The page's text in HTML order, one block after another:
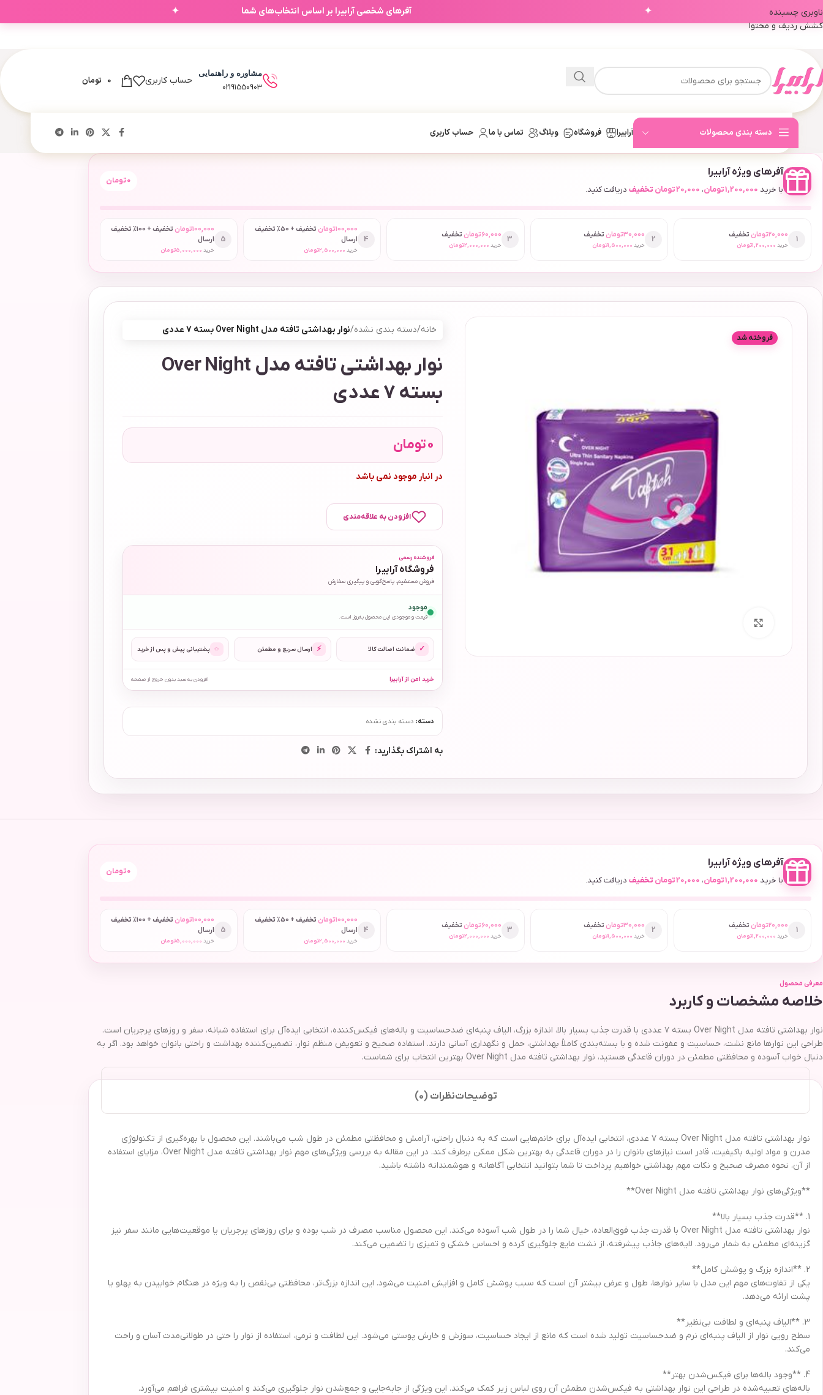
✦ آفرهای شخصی آرابیرا بر اساس انتخاب‌های شما ✦
ناوبری چسبنده
کشش ردیف و محتوا
مشاوره و راهنمایی
02191550903
حساب کاربری 0 تومان
دسته بندی محصولات آرابیرا فروشگاه وبلاگ تماس با ما حساب کاربری
آفرهای ویژه آرابیرا
با خرید 1,200,000تومان، 20,000تومان تخفیف دریافت کنید.
0تومان
1
20,000تومان تخفیف
خرید 1,200,000تومان
2
30,000تومان تخفیف
خرید 1,500,000تومان
3
60,000تومان تخفیف
خرید 2,000,000تومان
4
100,000تومان
تخفیف + 50٪ تخفیف
ارسال
خرید 2,500,000تومان
5
100,000تومان
تخفیف + 100٪ تخفیف
ارسال
خرید 5,000,000تومان
فروخته شد
خانه/دسته بندی نشده/نوار بهداشتی تافته مدل Over Night بسته 7 عددی
نوار بهداشتی تافته مدل Over Night
بسته 7 عددی
0تومان
در انبار موجود نمی باشد
افزودن به علاقه‌مندی
فروشنده رسمی
فروشگاه آرابیرا
فروش مستقیم، پاسخ‌گویی و پیگیری سفارش
موجود
قیمت و موجودی این محصول به‌روز است.
✓ ضمانت اصالت کالا ⚡ ارسال سریع و مطمئن ◌ پشتیبانی پیش و پس از خرید
خرید امن از آرابیرا افزودن به سبد بدون خروج از صفحه
دسته: دسته بندی نشده
به اشتراک بگذارید:
آفرهای ویژه آرابیرا
با خرید 1,200,000تومان، 20,000تومان تخفیف دریافت کنید.
0تومان
1
20,000تومان تخفیف
خرید 1,200,000تومان
2
30,000تومان تخفیف
خرید 1,500,000تومان
3
60,000تومان تخفیف
خرید 2,000,000تومان
4
100,000تومان
تخفیف + 50٪ تخفیف
ارسال
خرید 2,500,000تومان
5
100,000تومان
تخفیف + 100٪ تخفیف
ارسال
خرید 5,000,000تومان
معرفی محصول
خلاصه مشخصات و کاربرد
نوار بهداشتی تافته مدل Over Night بسته ۷ عددی با قدرت جذب بسیار بالا، اندازه بزرگ، الیاف پنبه‌ای ضدحساسیت و باله‌های فیکس‌کننده، انتخابی ایده‌آل برای استفاده شبانه، سفر و روزهای پرجریان است.
طراحی این نوارها مانع نشت، حساسیت و عفونت شده و با بسته‌بندی کاملاً بهداشتی، حمل و نگهداری آسانی دارند. استفاده صحیح و تعویض منظم نوار، تضمین‌کننده بهداشت و راحتی بانوان خواهد بود. اگر به
دنبال خواب آسوده و محافظتی مطمئن در دوران قاعدگی هستید، نوار بهداشتی تافته مدل Over Night بهترین انتخاب برای شماست.
توضیحاتنظرات (0)
نوار بهداشتی تافته مدل Over Night بسته ۷ عددی، انتخابی ایده‌آل برای خانم‌هایی است که به دنبال راحتی، آرامش و محافظتی مطمئن در طول شب می‌باشند. این محصول با بهره‌گیری از تکنولوژی
مدرن و مواد اولیه باکیفیت، قادر است نیازهای بانوان را در دوران قاعدگی به بهترین شکل ممکن برطرف کند. در این مقاله به بررسی ویژگی‌های مهم نوار بهداشتی تافته مدل Over Night، مزایای استفاده
از آن، نحوه مصرف صحیح و نکات مهم بهداشتی خواهیم پرداخت تا شما بتوانید انتخابی آگاهانه و هوشمندانه داشته باشید.
**ویژگی‌های نوار بهداشتی تافته مدل Over Night**
1. **قدرت جذب بسیار بالا**
نوار بهداشتی تافته مدل Over Night با قدرت جذب فوق‌العاده، خیال شما را در طول شب آسوده می‌کند. این محصول مناسب مصرف در شب بوده و برای روزهای پرجریان یا موقعیت‌هایی مانند سفر نیز
گزینه‌ای مطمئن به شمار می‌رود. لایه‌های جاذب پیشرفته، از نشت مایع جلوگیری کرده و احساس خشکی و تمیزی را تضمین می‌کند.
2. **اندازه بزرگ و پوشش کامل**
یکی از تفاوت‌های مهم این مدل با سایر نوارها، طول و عرض بیشتر آن است که سبب پوشش کامل و افزایش امنیت می‌شود. این اندازه بزرگ‌تر، محافظتی بی‌نقص را به ویژه در هنگام خوابیدن به پهلو یا
پشت ارائه می‌دهد.
3. **الیاف پنبه‌ای و لطافت بی‌نظیر**
سطح رویی نوار از الیاف پنبه‌ای نرم و ضدحساسیت تولید شده است که مانع از ایجاد حساسیت، سوزش و خارش پوستی می‌شود. این لطافت و نرمی، استفاده از نوار را حتی در طولانی‌مدت آسان و راحت
می‌کند.
4. **وجود باله‌ها برای فیکس‌شدن بهتر**
باله‌های تعبیه‌شده در طراحی این نوار بهداشتی به فیکس‌شدن مطمئن آن روی لباس زیر کمک می‌کند. این ویژگی از جابه‌جایی و جمع‌شدن نوار جلوگیری می‌کند و امنیت بیشتری فراهم می‌آورد.